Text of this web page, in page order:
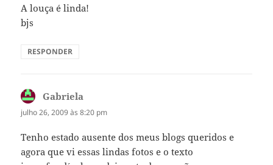
A louça é linda!
bjs
RESPONDER
Gabriela
julho 26, 2009 às 8:20 pm
Tenho estado ausente dos meus blogs queridos e
agora que vi essas lindas fotos e o texto